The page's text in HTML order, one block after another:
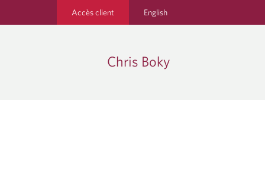
Accès client English
Chris Boky